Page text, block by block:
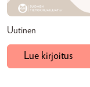
Uutinen
Lue kirjoitus